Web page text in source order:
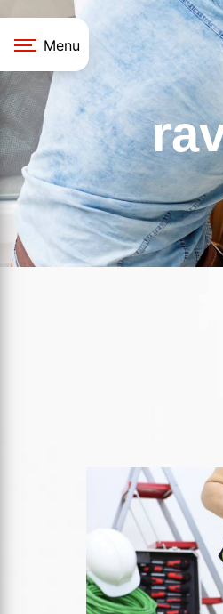
Menu
Panneau de gestion des cookies